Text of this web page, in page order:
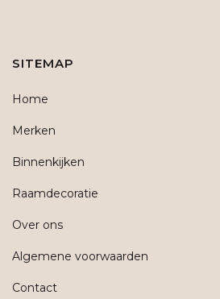
SITEMAP
Home
Merken
Binnenkijken
Raamdecoratie
Over ons
Algemene voorwaarden
Contact